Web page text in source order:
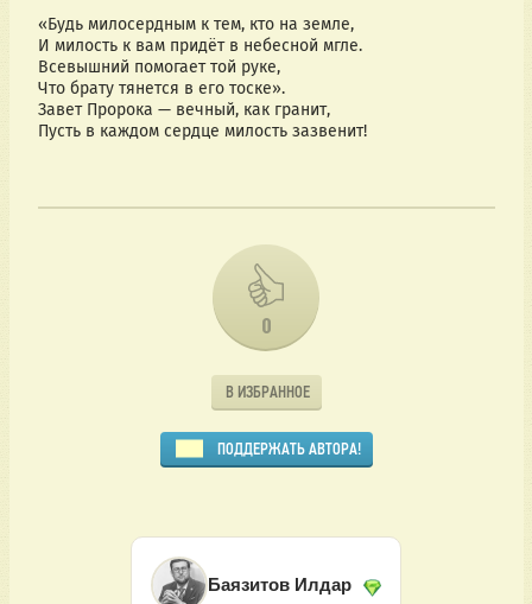
«Будь милосердным к тем, кто на земле,
И милость к вам придёт в небесной мгле.
Всевышний помогает той руке,
Что брату тянется в его тоске».
Завет Пророка — вечный, как гранит,
Пусть в каждом сердце милость зазвенит!
0
В ИЗБРАННОЕ
ПОДДЕРЖАТЬ АВТОРА!
Баязитов Илдар